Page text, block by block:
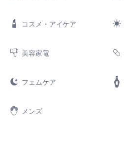
コスメ・アイケア
美容家電
フェムケア
メンズ